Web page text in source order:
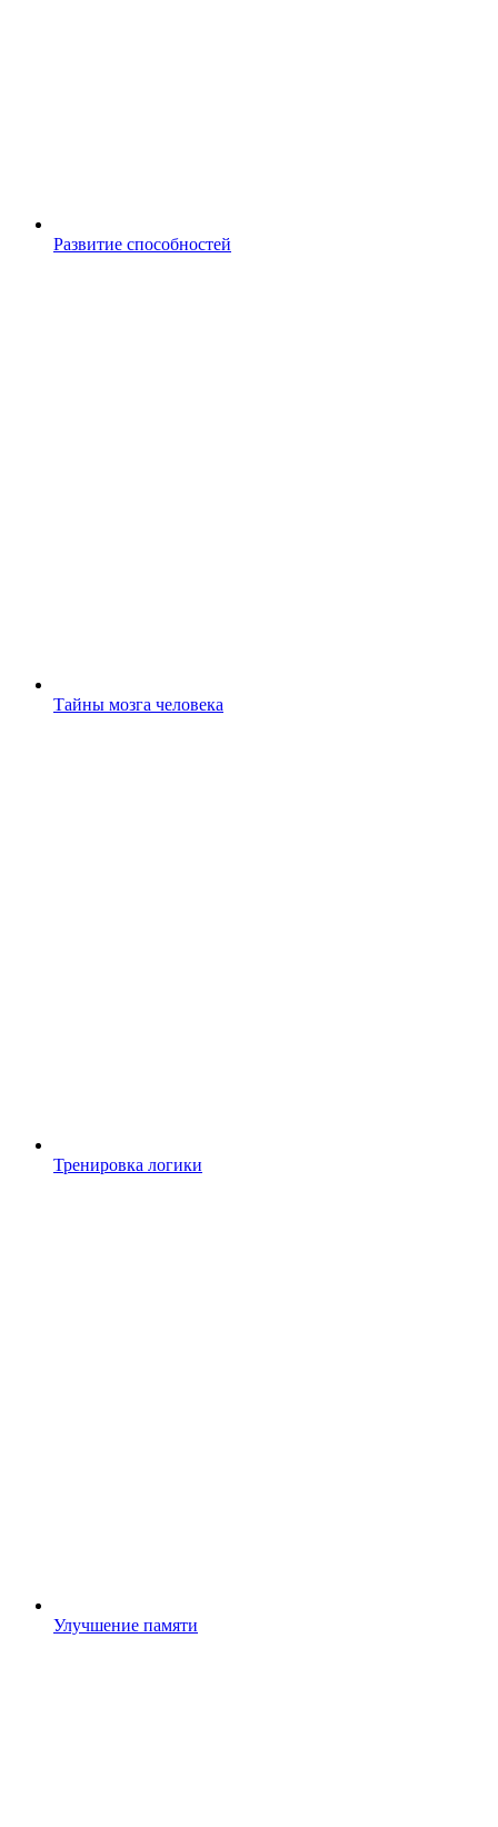
Развитие способностей
Тайны мозга человека
Тренировка логики
Улучшение памяти